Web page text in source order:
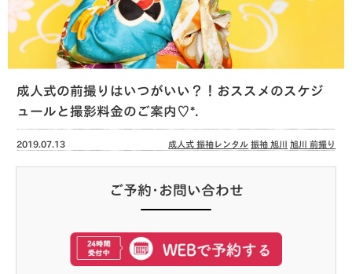
成人式の前撮りはいつがいい？！おススメのスケジ
ュールと撮影料金のご案内♡*.
2019.07.13 成人式 振袖レンタル 振袖 旭川 旭川 前撮り
ご予約･お問い合わせ